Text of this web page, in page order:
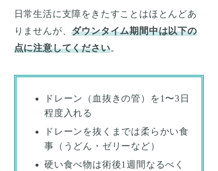
日常生活に支障をきたすことはほとんどあ
りませんが、ダウンタイム期間中は以下の
点に注意してください。
ドレーン（血抜きの管）を1〜3日
程度入れる
ドレーンを抜くまでは柔らかい食
事（うどん・ゼリーなど）
硬い食べ物は術後1週間なるべく